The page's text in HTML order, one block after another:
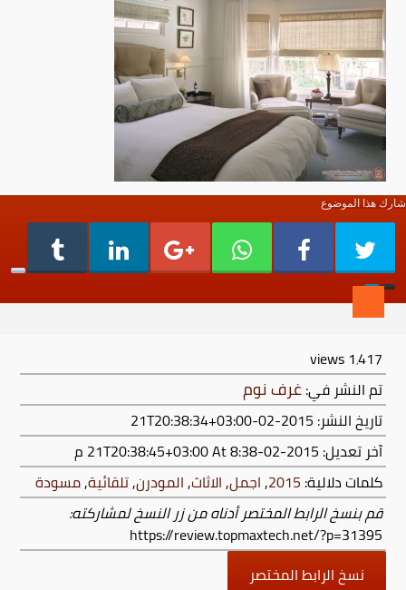
شارك هذا الموضوع
1٬417 views
تم النشر في:غرف نوم
تاريخ النشر: 2015-02-21T20:38:34+03:00
آخر تعديل: 2015-02-21T20:38:45+03:00
At 8:38 م
كلمات دلالية: 2015
,اجمل,الاثاث,المودرن,تلقائية,مسودة
قم بنسخ الرابط المختصر أدناه من زر النسخ لمشاركته:
https://review.topmaxtech.net/?p=31395
نسخ الرابط المختصر